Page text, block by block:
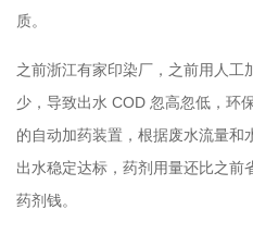
质。
之前浙江有家印染厂，之前用人工
少，导致出水 COD 忽高忽低，环
的自动加药装置，根据废水流量和
出水稳定达标，药剂用量还比之前
药剂钱。